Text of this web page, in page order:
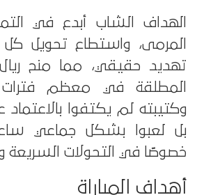
الهداف الشاب أبدع في
المرمى، واستطاع تحويل كل
تهديد حقيقي، مما منح ريال
المطلقة في معظم فترات
وكتيبته لم يكتفوا
بل لعبوا بشكل جماعي
خصوصًا في التحولات السريعة
أهداف المباراة